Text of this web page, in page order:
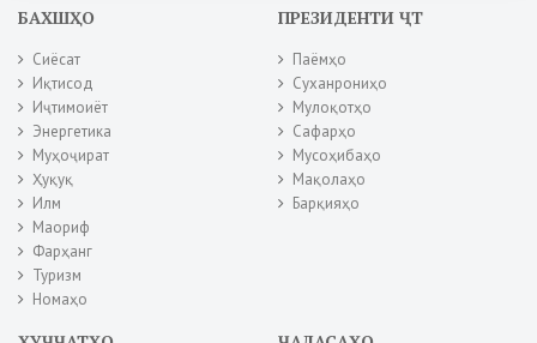
БАХШҲО
Сиёсат
Иқтисод
Иҷтимоиёт
Энергетика
Муҳоҷират
Ҳуқуқ
Илм
Маориф
Фарҳанг
Туризм
Номаҳо
ПРЕЗИДЕНТИ ҶТ
Паёмҳо
Суханрониҳо
Мулоқотҳо
Сафарҳо
Мусоҳибаҳо
Мақолаҳо
Барқияҳо